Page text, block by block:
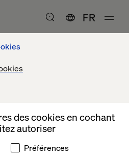
des cookies en cochant
autoriser
Préférences
FR
blancs